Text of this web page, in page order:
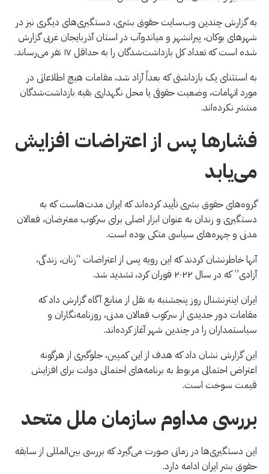
به گزارش چندین وب‌سایت حقوق بشری، دستگیری‌های دیگری نیز در
شهرهای بوکان، پیرانشهر و میاندوآب در استان آذربایجان غربی گزارش
شده است که تعداد کل بازداشت‌شدگان را به حداقل ۱۷ نفر می‌رساند.
به استثنای یک بازداشتی که بعداً آزاد شد، مقامات هیچ اطلاعاتی در
مورد اتهامات، وضعیت حقوقی یا محل نگهداری بقیه بازداشت‌شدگان
منتشر نکرده‌اند.
فشارها پس از اعتراضات افزایش
می‌یابد
گروه‌های حقوق بشری تأیید کرده‌اند که ايران مدت‌هاست که به
دستگیری و زندان به عنوان ابزار اصلی برای سرکوب معترضان، فعالان
مدنی و چهره‌های سیاسی متکی بوده است.
آنها خاطرنشان کردند که این رویه پس از اعتراضات “زنان، زندگی،
آزادی” که در سال ۲۰۲۲ فوران کرد، تشدید شد.
ایران اینترنشنال روز پنجشنبه به نقل از منابع آگاه گزارش داد که
مقامات دور جدیدی از سرکوب فعالان مدنی، روزنامه‌نگاران و
سیاستمداران را در چندین شهر آغاز کرده‌اند.
این گزارش نشان داد که هدف از این کمپین، جلوگیری از هرگونه
اعتراض احتمالی مربوط به برنامه‌های احتمالی دولت برای افزایش
قیمت سوخت است.
بررسی مداوم سازمان ملل متحد
این دستگیری‌ها در زمانی صورت می‌گیرد که بررسی بین‌المللی از سابقه
حقوق بشر ایران ادامه دارد.